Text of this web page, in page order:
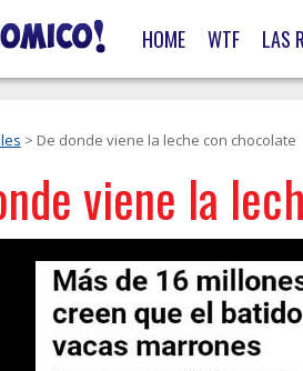
HOME WTF LAS
> De donde viene la leche con chocolate
viene la